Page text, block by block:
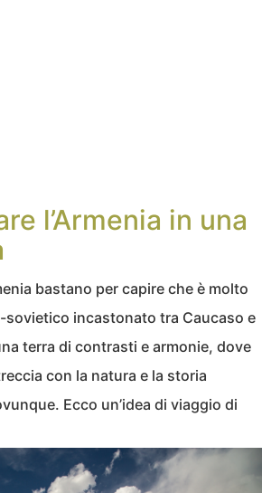
l’Armenia in una
bastano per capire che è molto
sovietico incastonato tra Caucaso e
terra di contrasti e armonie, dove
con la natura e la storia
Ecco un’idea di viaggio di